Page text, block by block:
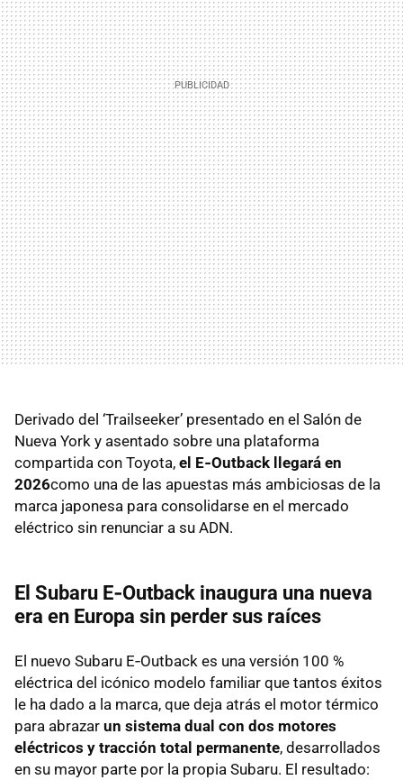
Derivado del ‘Trailseeker’ presentado en el Salón de
Nueva York y asentado sobre una plataforma
compartida con Toyota, el E‑Outback llegará en
2026como una de las apuestas más ambiciosas de la
marca japonesa para consolidarse en el mercado
eléctrico sin renunciar a su ADN.
El Subaru E‑Outback inaugura una nueva
era en Europa sin perder sus raíces
El nuevo Subaru E‑Outback es una versión 100 %
eléctrica del icónico modelo familiar que tantos éxitos
le ha dado a la marca, que deja atrás el motor térmico
para abrazar un sistema dual con dos motores
eléctricos y tracción total permanente, desarrollados
en su mayor parte por la propia Subaru. El resultado: